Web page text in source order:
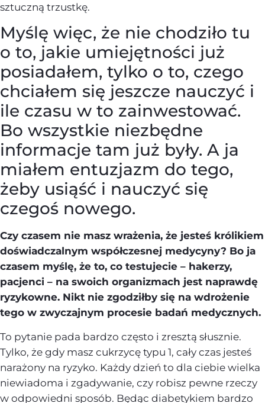
sztuczną trzustkę.
Myślę więc, że nie chodziło tu
o to, jakie umiejętności już
posiadałem, tylko o to, czego
chciałem się jeszcze nauczyć i
ile czasu w to zainwestować.
Bo wszystkie niezbędne
informacje tam już były. A ja
miałem entuzjazm do tego,
żeby usiąść i nauczyć się
czegoś nowego.
Czy czasem nie masz wrażenia, że jesteś królikiem
doświadczalnym współczesnej medycyny? Bo ja
czasem myślę, że to, co testujecie – hakerzy,
pacjenci – na swoich organizmach jest naprawdę
ryzykowne. Nikt nie zgodziłby się na wdrożenie
tego w zwyczajnym procesie badań medycznych.
To pytanie pada bardzo często i zresztą słusznie.
Tylko, że gdy masz cukrzycę typu 1, cały czas jesteś
narażony na ryzyko. Każdy dzień to dla ciebie wielka
niewiadoma i zgadywanie, czy robisz pewne rzeczy
w odpowiedni sposób. Będąc diabetykiem bardzo